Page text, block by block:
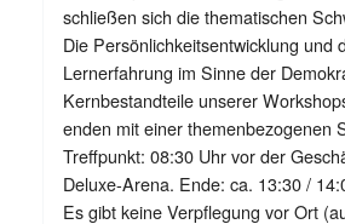
schließen sich die thematischen
Die Persönlichkeitsentwicklung und
Lernerfahrung im Sinne der
Kernbestandteile unserer
enden mit einer themenbezogenen
Treffpunkt: 08:30 Uhr vor der
Deluxe-Arena. Ende: ca. 13:30 /
Es gibt keine Verpflegung vor Ort